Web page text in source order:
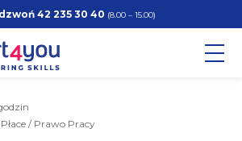
42 235 30 40 (8.00 – 15.00)
/ Prawo Pracy